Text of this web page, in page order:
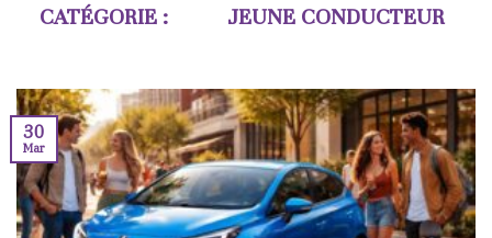
JEUNE CONDUCTEUR
30
Mar